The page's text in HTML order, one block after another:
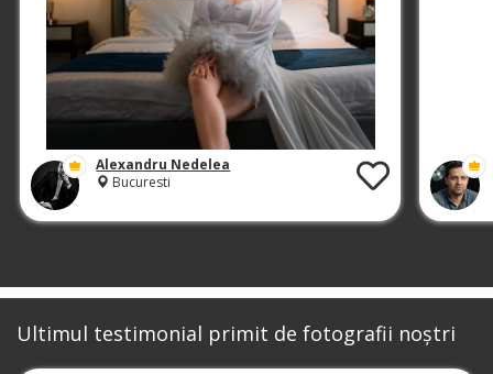
Alexandru Nedelea
Bucuresti
Ultimul testimonial primit de fotografii noștri